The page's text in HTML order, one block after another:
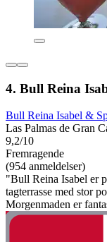
4. Bull Reina
Bull Reina Isabel &
Las Palmas de Gran
9,2/10
Fremragende
(954 anmeldelser)
"Bull Reina Isabel er
tagterrasse med stor
Morgenmaden er